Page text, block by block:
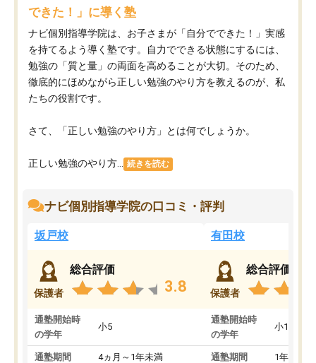
できた！」に導く塾
ナビ個別指導学院は、お子さまが「自分でできた！」実感
を持てるよう導く塾です。自力でできる状態にするには、
勉強の「質と量」の両面を高めることが大切。そのため、
徹底的にほめながら正しい勉強のやり方を教えるのが、私
たちの役割です。
さて、「正しい勉強のやり方」とは何でしょうか。
正しい勉強のやり方... 続きを読む
ナビ個別指導学院の口コミ・評判
坂戸校
保護者
総合評価
3.8
通塾開始時
の学年
小5
通塾期間 4ヵ月～1年未満
有田校
保護者
総合評価
通塾開始時
の学年
小1
通塾期間 1年以上